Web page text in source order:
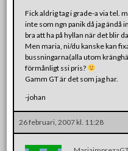
Fick aldrig tag i grade-a via tel.
inte som ngn panik då jag ändå
bra att ha på hyllan när det blir
Men maria, ni/du kanske kan
bussningarna(alla utom
förmånligt ssi pris?
Gamm GT är det som jag har.
-johan
26 februari, 2007 kl. 11:28